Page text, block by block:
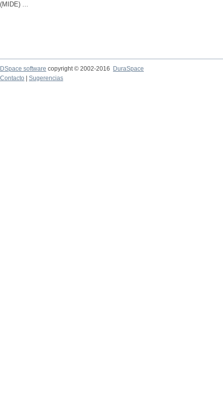
(MIDE) ...
DSpace software copyright © 2002-2016
DuraSpace
Contacto
Sugerencias